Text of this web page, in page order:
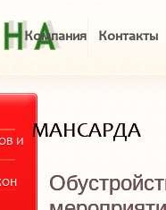
Компания Контакты
И
МАНСАРДА